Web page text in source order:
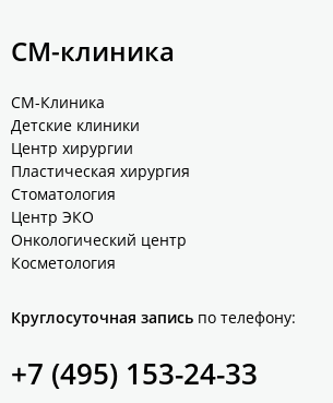
СМ-клиника
СМ-Клиника
Детские клиники
Центр хирургии
Пластическая хирургия
Стоматология
Центр ЭКО
Онкологический центр
Косметология
Круглосуточная запись по телефону:
+7 (495) 153-24-33